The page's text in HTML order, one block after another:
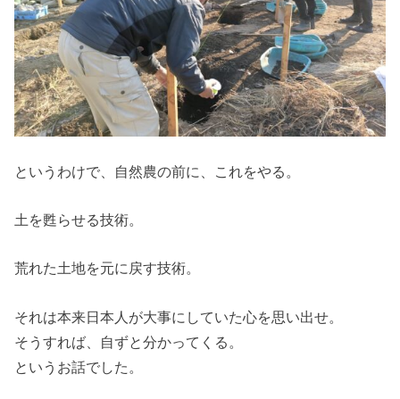
というわけで、自然農の前に、これをやる。
土を甦らせる技術。
荒れた土地を元に戻す技術。
それは本来日本人が大事にしていた心を思い出せ。
そうすれば、自ずと分かってくる。
というお話でした。